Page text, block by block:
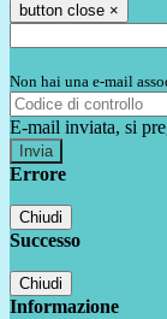
button close ×
Non hai una e-mail
E-mail inviata, si
Errore
Chiudi
Successo
Chiudi
Informazione